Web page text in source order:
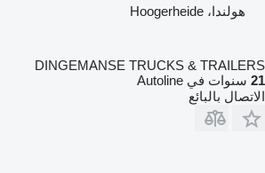
هولندا، Hoogerheide
DINGEMANSE TRUCKS & TRAILERS
21 سنوات في Autoline
الاتصال بالبائع